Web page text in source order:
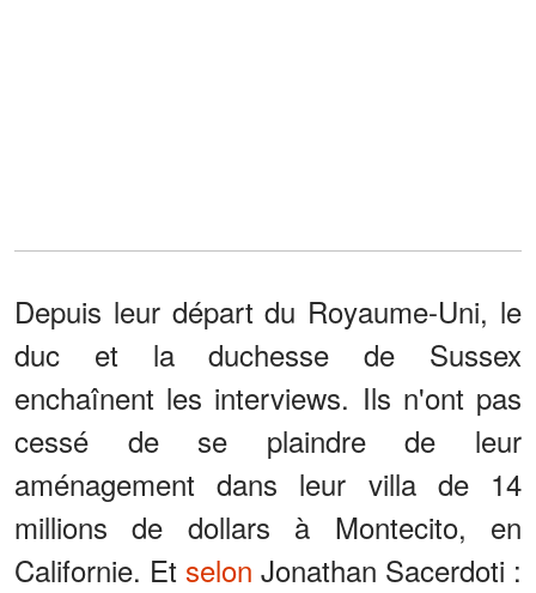
Depuis leur départ du Royaume-Uni, le
duc et la duchesse de Sussex
enchaînent les interviews. Ils n'ont pas
cessé de se plaindre de leur
aménagement dans leur villa de 14
millions de dollars à Montecito, en
Californie. Et selon Jonathan Sacerdoti :